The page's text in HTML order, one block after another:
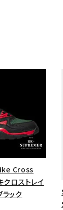
ら探す
Cross
ロストレイ
ック